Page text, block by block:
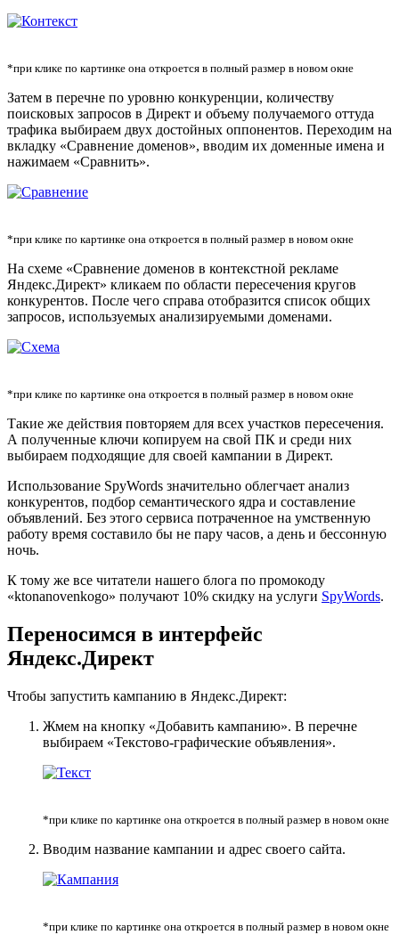
*при клике по картинке она откроется в полный размер в новом окне
Затем в перечне по уровню конкуренции, количеству
поисковых запросов в Директ и объему получаемого оттуда
трафика выбираем двух достойных оппонентов. Переходим на
вкладку «Сравнение доменов», вводим их доменные имена и
нажимаем «Сравнить».
*при клике по картинке она откроется в полный размер в новом окне
На схеме «Сравнение доменов в контекстной рекламе
Яндекс.Директ» кликаем по области пересечения кругов
конкурентов. После чего справа отобразится список общих
запросов, используемых анализируемыми доменами.
*при клике по картинке она откроется в полный размер в новом окне
Такие же действия повторяем для всех участков пересечения.
А полученные ключи копируем на свой ПК и среди них
выбираем подходящие для своей кампании в Директ.
Использование SpyWords значительно облегчает анализ
конкурентов, подбор семантического ядра и составление
объявлений. Без этого сервиса потраченное на умственную
работу время составило бы не пару часов, а день и бессонную
ночь.
К тому же все читатели нашего блога по промокоду
«ktonanovenkogo» получают 10% скидку на услуги SpyWords.
Переносимся в интерфейс
Яндекс.Директ
Чтобы запустить кампанию в Яндекс.Директ:
Жмем на кнопку «Добавить кампанию». В перечне
выбираем «Текстово-графические объявления».
*при клике по картинке она откроется в полный размер в новом окне
Вводим название кампании и адрес своего сайта.
*при клике по картинке она откроется в полный размер в новом окне